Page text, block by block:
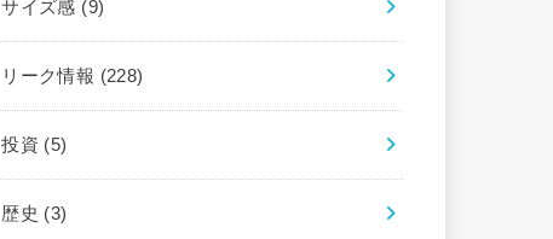
サイズ感 (9)
リーク情報 (228)
投資 (5)
歴史 (3)